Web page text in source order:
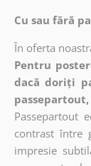
Cu sau fără
În oferta
Pentru
dacă doriți
Passepartout
contrast între
impresie